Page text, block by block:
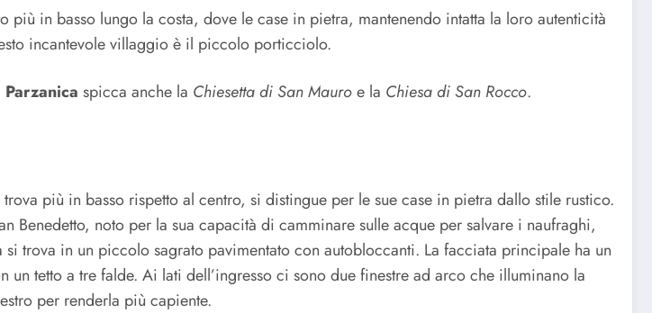
più in basso lungo la costa, dove le case in pietra, mantenendo intatta la loro autenticità
incantevole villaggio è il piccolo porticciolo.
spicca anche la Chiesetta di San Mauroe la Chiesa di San Rocco.
più in basso rispetto al centro, si distingue per le sue case in pietra dallo stile rustico.
Benedetto, noto per la sua capacità di camminare sulle acque per salvare i naufraghi,
trova in un piccolo sagrato pavimentato con autobloccanti. La facciata principale ha un
tetto a tre falde. Ai lati dell’ingresso ci sono due finestre ad arco che illuminano la
per renderla più capiente.